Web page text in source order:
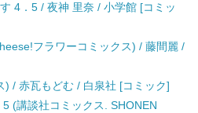
4．5 / 夜神 里奈 / 小学館 [コミッ
フラワーコミックス) / 藤間麗 /
) / 赤瓦もどむ / 白泉社 [コミック]
(講談社コミックス. SHONEN